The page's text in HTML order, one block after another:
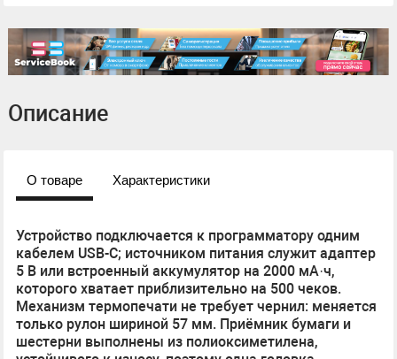
Описание
О товаре Характеристики
Устройство подключается к программатору одним
кабелем USB-C; источником питания служит адаптер
5 В или встроенный аккумулятор на 2000 мА·ч,
которого хватает приблизительно на 500 чеков.
Механизм термопечати не требует чернил: меняется
только рулон шириной 57 мм. Приёмник бумаги и
шестерни выполнены из полиоксиметилена,